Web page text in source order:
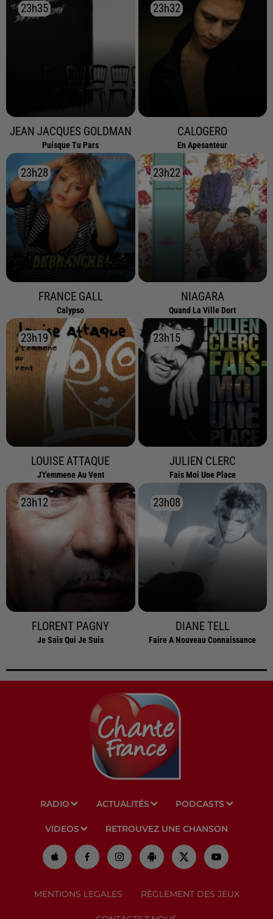
23h35
23h35
JEAN JACQUES GOLDMAN
Puisque Tu Pars
23h32
23h32
CALOGERO
En Apesanteur
23h28
23h28
FRANCE GALL
Calypso
23h22
23h22
NIAGARA
Quand La Ville Dort
23h19
23h19
LOUISE ATTAQUE
J't'emmene Au Vent
23h15
23h15
JULIEN CLERC
Fais Moi Une Place
23h12
23h12
FLORENT PAGNY
Je Sais Qui Je Suis
23h08
23h08
DIANE TELL
Faire A Nouveau Connaissance
RADIO ACTUALITÉS PODCASTS
VIDEOS RETROUVEZ UNE CHANSON
MENTIONS LEGALES RÈGLEMENT DES JEUX